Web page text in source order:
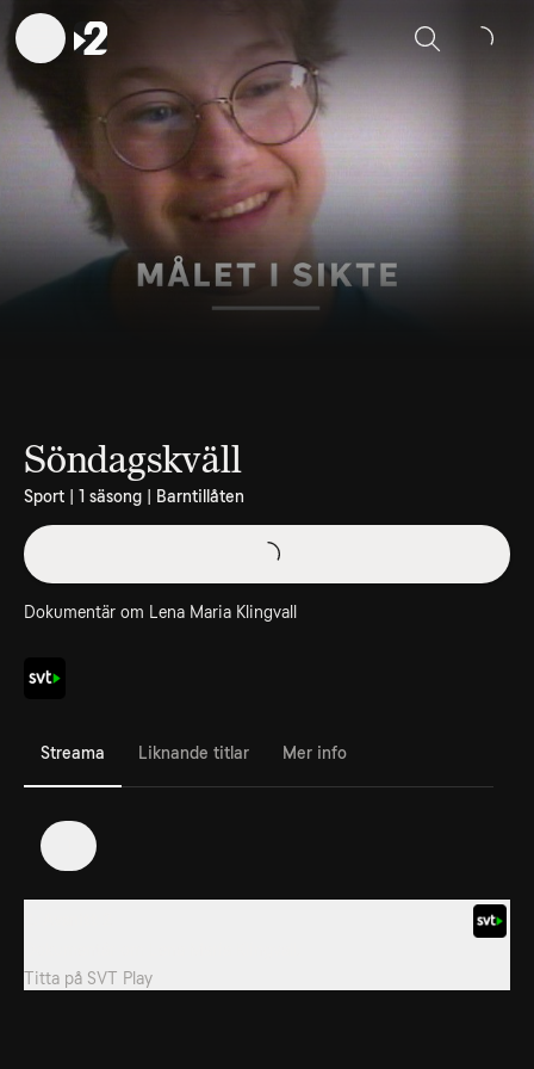
Sök
Söndagskväll
Sport | 1 säsong | Barntillåten
Dokumentär om Lena Maria Klingvall
Streama Liknande titlar Mer info
Titta på SVT Play